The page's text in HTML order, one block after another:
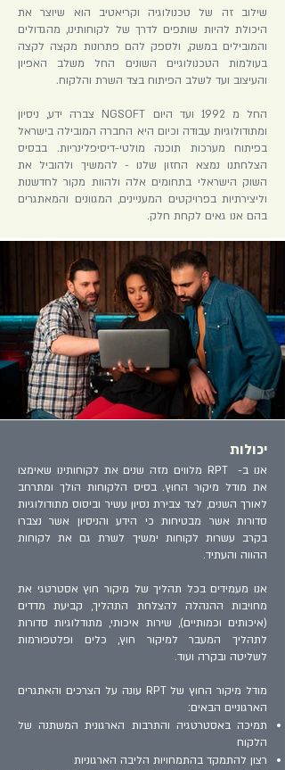
שילוב זה של טכנולוגיה וקריאטיב הוא שיוצר את
היכולת להיות שותפים לדרך של לקוחותינו, מהגדולים
והמובילים במשק, ולספק להם פתרונות מקצה לקצה
בעולמות הטכנולוגיים השונים החל משלב האפיון
והעיצוב ועד לשלב הפיתוח בצד השרת והלקוח.
החל מ 1992 ועד היום NGSOFT צברה ידע, ניסיון
ומתודולוגיות עבודה וכיום היא החברה המובילה בישראל
בפיתוח מערכות תוכנה מולטי-דיסיפלינריות. בבסיס
הצלחתנו נמצא החזון שלנו - להמשיך ולהוביל את
השוק הישראלי בתחומים אלה ולהוות מקור לחדשנות
וליצירתיות בפרויקטים המעניינים, המגוונים והמאתגרים
בהם אנו גאים לקחת חלק.
יכולות
אנו ב- RPT מלווים מזה שנים את לקוחותינו שאימצו
את מודל מיקור החוץ. בסיס הלקוחות הולך ומתרחב
לאורך השנים, לצד צבירת נסיון עשיר וביסוס מתודולוגיות
סדורות אשר מבטיחות כי הידע והניסיון אשר נצברו
בקרב עשרות לקוחות ימשיך לשרת גם את לקוחות
ההווה והעתיד.
אנו מעמידים בכל תהליך של מיקור חוץ אסטרטגי את
מחויבות ההנהלה להצלחת התהליך, קביעת מדדים
(איכותים וכמותיים), שירות איכותי, מתודלוגיות סדורות
לתהליך המעבר למיקור חוץ, כלים ופלטפורמות
לשליטה ובקרה ועוד.
מודל מיקור החוץ של RPT עונה על הצרכים והאתגרים
הארגוניים הבאים:
תמיכה באסטרטגיה והתרבות הארגונית המשתנה של
הלקוח
רצון להתמקד בהתמחויות הליבה הארגוניות